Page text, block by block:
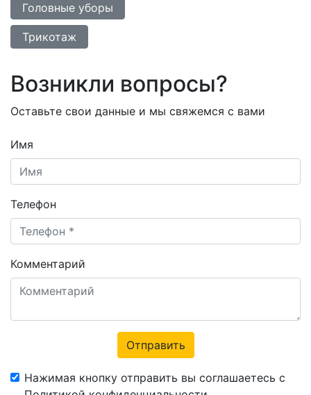
Головные уборы
Трикотаж
Возникли вопросы?
Оставьте свои данные и мы свяжемся с вами
Имя
Телефон
Комментарий
Отправить
Нажимая кнопку отправить вы соглашаетесь с